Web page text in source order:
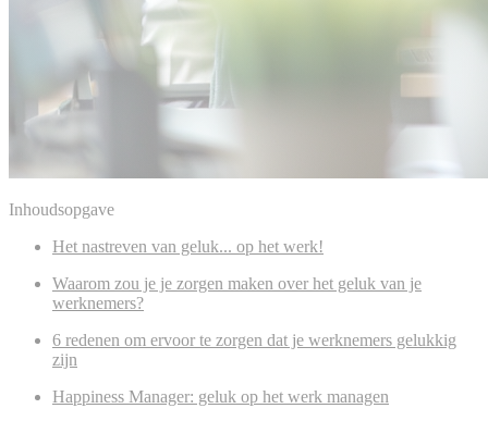
Inhoudsopgave
Het nastreven van geluk... op het werk!
Waarom zou je je zorgen maken over het geluk van je
werknemers?
6 redenen om ervoor te zorgen dat je werknemers gelukkig
zijn
Happiness Manager: geluk op het werk managen